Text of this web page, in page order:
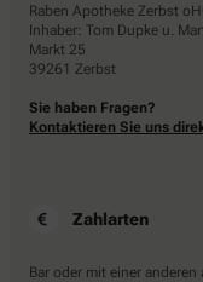
Raben Apotheke Zerbst
Inhaber: Tom Dupke u.
Markt 25
39261 Zerbst
Sie haben Fragen?
Kontaktieren Sie uns
Zahlarten
Bar oder mit einer